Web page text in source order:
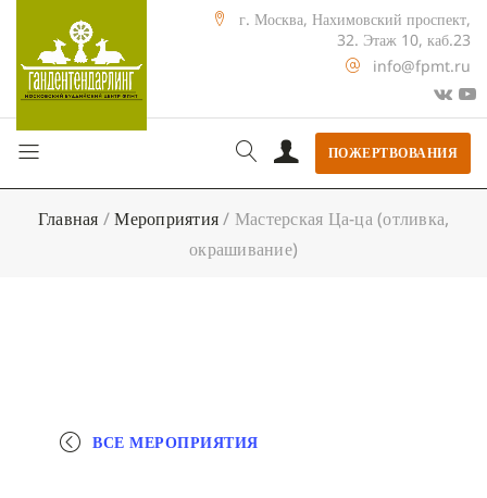
г. Москва, Нахимовский проспект,
32. Этаж 10, каб.23
info@fpmt.ru
ПОЖЕРТВОВАНИЯ
Главная /Мероприятия/ Мастерская Ца-ца (отливка,
окрашивание)
ВСЕ МЕРОПРИЯТИЯ